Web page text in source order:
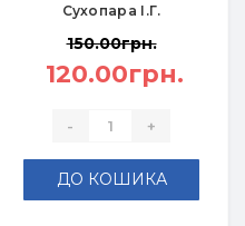
Сухопара І.Г.
150.00грн.
120.00грн.
- +
ДО КОШИКА